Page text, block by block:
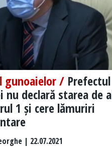
gunoaielor / Prefectul
nu declară starea de
1 și cere lămuriri
| 22.07.2021